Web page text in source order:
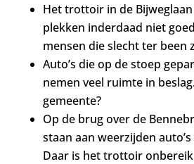
Het trottoir in de
plekken inderdaad niet
mensen die slecht ter been
Auto’s die op de stoep
nemen veel ruimte in
gemeente?
Op de brug over de
staan aan weerzijden
Daar is het trottoir